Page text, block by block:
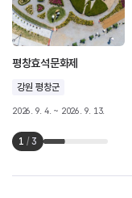
평창효석문화제
강원 평창군
2026. 9. 4. ~ 2026. 9. 13.
1 / 3